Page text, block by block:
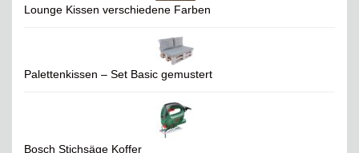
Lounge Kissen verschiedene Farben
Palettenkissen – Set Basic gemustert
Bosch Stichsäge Koffer